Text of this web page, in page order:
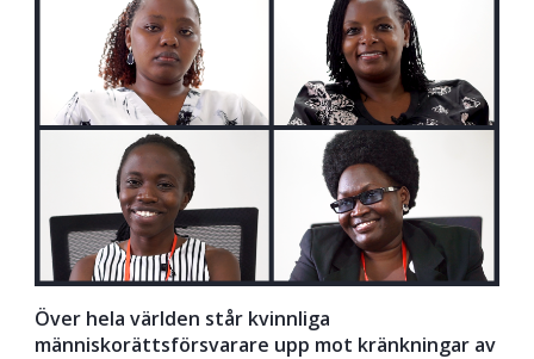
Över hela världen står kvinnliga
människorättsförsvarare upp mot kränkningar av